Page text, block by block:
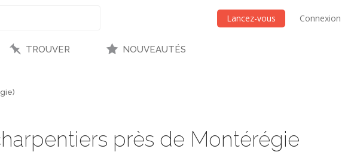
Lancez-vous Connexion
TROUVER NOUVEAUTÉS
près de Montérégie